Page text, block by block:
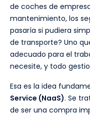
de coches de
mantenimiento, los
pasaría si pudiera
de transporte? Uno
adecuado para el
necesite, y todo
Esa es la idea
Service (NaaS). Se
de ser una compra